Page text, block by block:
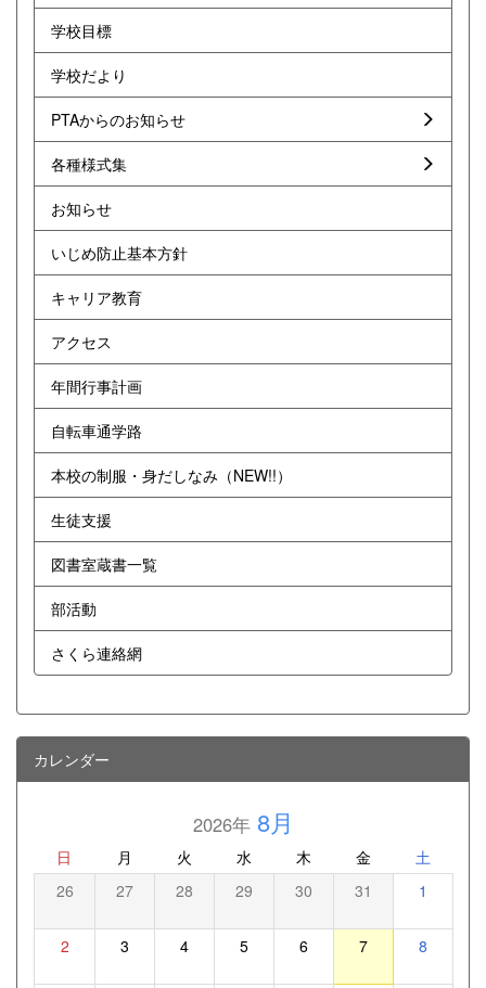
学校目標
学校だより
PTAからのお知らせ
各種様式集
お知らせ
いじめ防止基本方針
キャリア教育
アクセス
年間行事計画
自転車通学路
本校の制服・身だしなみ（NEW!!）
生徒支援
図書室蔵書一覧
部活動
さくら連絡網
カレンダー
2026年8月
日 月 火 水 木 金 土
26 27 28 29 30 31 1
2 3 4 5 6 7 8